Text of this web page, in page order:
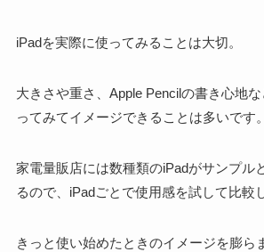
iPadを実際に使ってみることは大切。
大きさや重さ、Apple Pencilの書き心地
ってみてイメージできることは多いです。
家電量販店には数種類のiPadがサンプル
るので、iPadごとで使用感を試して比較
きっと使い始めたときのイメージを膨ら